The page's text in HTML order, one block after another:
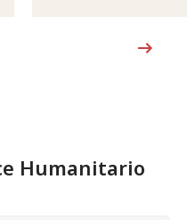
Humanitario